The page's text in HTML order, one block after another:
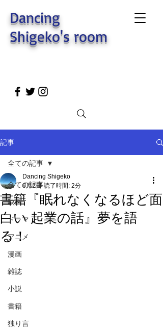
Dancing
Shigeko's room
記事
全ての記事
映画
ドラマ
アニメ
漫画
雑誌
小説
書籍
独り言
全ての記事
書籍『眠れなくなるほど面
白い 起業の話』夢を語
る！
Dancing Shigeko
6月2日 読了時間: 2分